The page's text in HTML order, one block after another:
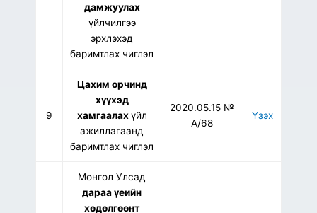
дамжуулах
үйлчилгээ
эрхлэхэд
баримтлах чиглэл
9
Цахим орчинд
хүүхэд
хамгаалахүйл
ажиллагаанд
баримтлах чиглэл
2020.05.15 №
А/68
Үзэх
Монгол Улсад
дараа үеийн
хөдөлгөөнт